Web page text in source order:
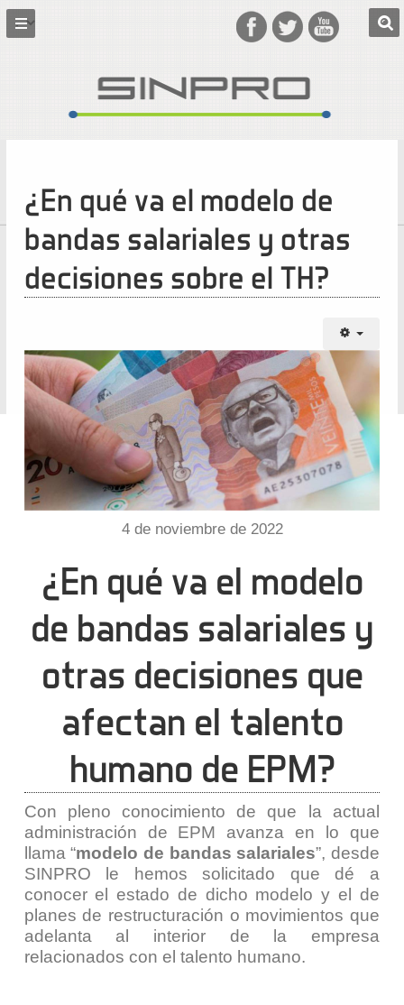
¿En qué va el modelo de
bandas salariales y otras
decisiones sobre el TH?
4 de noviembre de 2022
¿En qué va el modelo
de bandas salariales y
otras decisiones que
afectan el talento
humano de EPM?
Con pleno conocimiento de que la actual
administración de EPM avanza en lo que
llama “modelo de bandas salariales”, desde
SINPRO le hemos solicitado que dé a
conocer el estado de dicho modelo y el de
planes de restructuración o movimientos que
adelanta al interior de la empresa
relacionados con el talento humano.